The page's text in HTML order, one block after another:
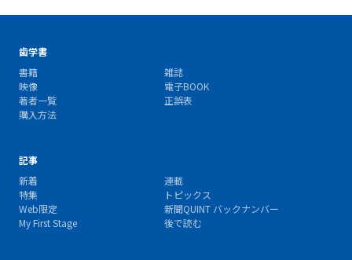
歯学書
書籍
雑誌
映像
電子BOOK
著者一覧
正誤表
購入方法
記事
新着
連載
特集
トピックス
Web限定
新聞QUINT バックナンバー
My First Stage
後で読む